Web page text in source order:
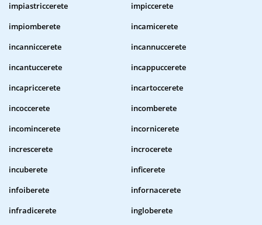
impiastriccerete
impiccerete
impiomberete
incamicerete
incanniccerete
incannuccerete
incantuccerete
incappuccerete
incapriccerete
incartoccerete
incoccerete
incomberete
incomincerete
incornicerete
increscerete
incrocerete
incuberete
inficerete
infoiberete
infornacerete
infradicerete
ingloberete